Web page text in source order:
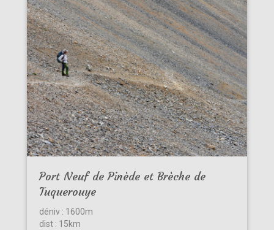
Port Neuf de Pinède et Brèche de
Tuquerouye
déniv : 1600m
dist : 15km